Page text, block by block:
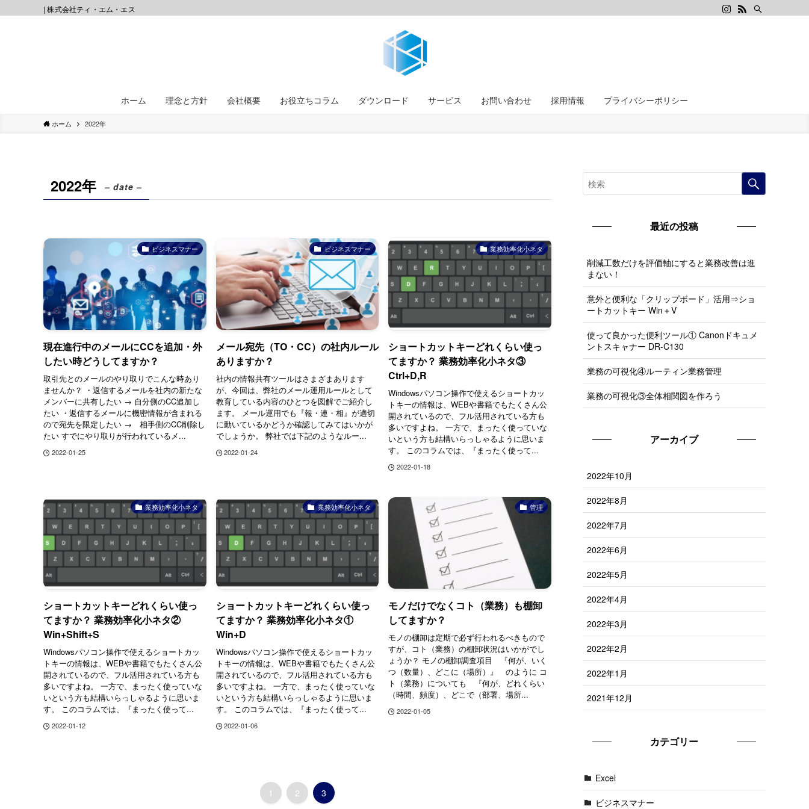
| 株式会社ティ・エム・エス
ホーム 理念と方針 会社概要 お役立ちコラム ダウンロード サービス お問い合わせ 採用情報 プライバシーポリシー
ホーム 2022年
2022年 – date –
ビジネスマナー
現在進行中のメールにCCを追加・外
したい時どうしてますか？
取引先とのメールのやり取りでこんな時あり
ませんか？ ・返信するメールを社内の新たな
メンバーに共有したい → 自分側のCC追加し
たい ・返信するメールに機密情報が含まれる
ので宛先を限定したい → 相手側のCC削除し
たい すでにやり取りが行われているメ...
2022-01-25
ビジネスマナー
メール宛先（TO・CC）の社内ルール
ありますか？
社内の情報共有ツールはさまざまあります
が、今回は、弊社のメール運用ルールとして
教育している内容のひとつを図解でご紹介し
ます。 メール運用でも『報・連・相』が適切
に動いているかどうか確認してみてはいかが
でしょうか。 弊社では下記のようなルー...
2022-01-24
業務効率化小ネタ
ショートカットキーどれくらい使っ
てますか？ 業務効率化小ネタ③
Ctrl+D,R
Windowsパソコン操作で使えるショートカッ
トキーの情報は、WEBや書籍でもたくさん公
開されているので、フル活用されている方も
多いですよね。 一方で、まったく使っていな
いという方も結構いらっしゃるように思いま
す。 このコラムでは、『まったく使って...
2022-01-18
業務効率化小ネタ
ショートカットキーどれくらい使っ
てますか？ 業務効率化小ネタ②
Win+Shift+S
Windowsパソコン操作で使えるショートカッ
トキーの情報は、WEBや書籍でもたくさん公
開されているので、フル活用されている方も
多いですよね。 一方で、まったく使っていな
いという方も結構いらっしゃるように思いま
す。 このコラムでは、『まったく使って...
2022-01-12
業務効率化小ネタ
ショートカットキーどれくらい使っ
てますか？ 業務効率化小ネタ①
Win+D
Windowsパソコン操作で使えるショートカッ
トキーの情報は、WEBや書籍でもたくさん公
開されているので、フル活用されている方も
多いですよね。 一方で、まったく使っていな
いという方も結構いらっしゃるように思いま
す。 このコラムでは、『まったく使って...
2022-01-06
管理
モノだけでなくコト（業務）も棚卸
してますか？
モノの棚卸は定期で必ず行われるべきもので
すが、コト（業務）の棚卸状況はいかがでし
ょうか？ モノの棚卸調査項目 『何が、いく
つ（数量）、どこに（場所）』 のように コ
ト（業務）についても 『何が、どれくらい
（時間、頻度）、どこで（部署、場所...
2022-01-05
1 2 3
最近の投稿
削減工数だけを評価軸にすると業務改善は進
まない！
意外と便利な「クリップボード」活用⇒ショ
ートカットキー Win＋V
使って良かった便利ツール① Canonドキュメ
ントスキャナー DR-C130
業務の可視化④ルーティン業務管理
業務の可視化③全体相関図を作ろう
アーカイブ
2022年10月
2022年8月
2022年7月
2022年6月
2022年5月
2022年4月
2022年3月
2022年2月
2022年1月
2021年12月
カテゴリー
Excel
ビジネスマナー